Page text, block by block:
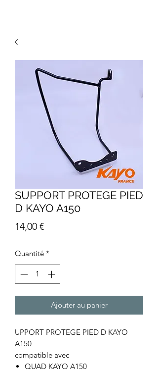
SUPPORT PROTEGE PIED
D KAYO A150
14,00 €Prix
Quantité *
Ajouter au panier
UPPORT PROTEGE PIED D KAYO
A150
compatible avec
QUAD KAYO A150